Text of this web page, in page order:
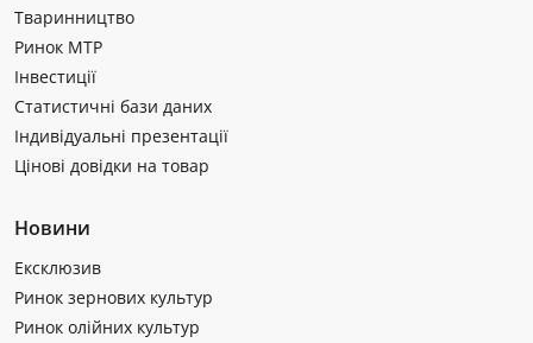
Тваринництво
Ринок МТР
Інвестиції
Статистичні бази даних
Індивідуальні презентації
Цінові довідки на товар
Новини
Ексклюзив
Ринок зернових культур
Ринок олійних культур